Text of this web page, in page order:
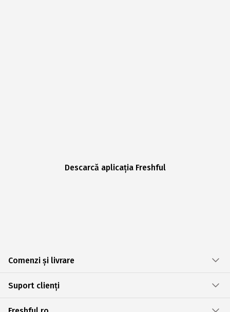
Descarcă aplicația Freshful
Comenzi și livrare
Suport clienți